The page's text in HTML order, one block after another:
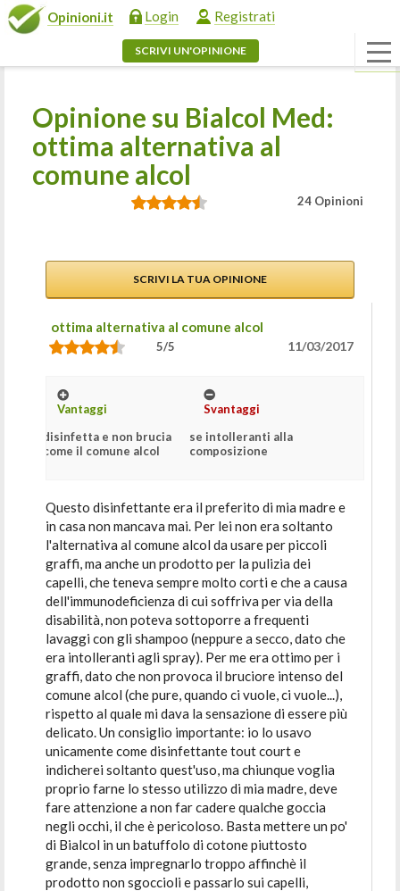
Opinioni.it Login Registrati
SCRIVI UN'OPINIONE
Opinione su Bialcol Med:
ottima alternativa al
comune alcol
24 Opinioni
SCRIVI LA TUA OPINIONE
ottima alternativa al comune alcol
5/5 11/03/2017
Vantaggi
disinfetta e non brucia
come il comune alcol
Svantaggi
se intolleranti alla
composizione
Questo disinfettante era il preferito di mia madre e
in casa non mancava mai. Per lei non era soltanto
l'alternativa al comune alcol da usare per piccoli
graffi, ma anche un prodotto per la pulizia dei
capelli, che teneva sempre molto corti e che a causa
dell'immunodeficienza di cui soffriva per via della
disabilità, non poteva sottoporre a frequenti
lavaggi con gli shampoo (neppure a secco, dato che
era intolleranti agli spray). Per me era ottimo per i
graffi, dato che non provoca il bruciore intenso del
comune alcol (che pure, quando ci vuole, ci vuole...),
rispetto al quale mi dava la sensazione di essere più
delicato. Un consiglio importante: io lo usavo
unicamente come disinfettante tout court e
indicherei soltanto quest'uso, ma chiunque voglia
proprio farne lo stesso utilizzo di mia madre, deve
fare attenzione a non far cadere qualche goccia
negli occhi, il che è pericoloso. Basta mettere un po'
di Bialcol in un batuffolo di cotone piuttosto
grande, senza impregnarlo troppo affinchè il
prodotto non sgoccioli e passarlo sui capelli,